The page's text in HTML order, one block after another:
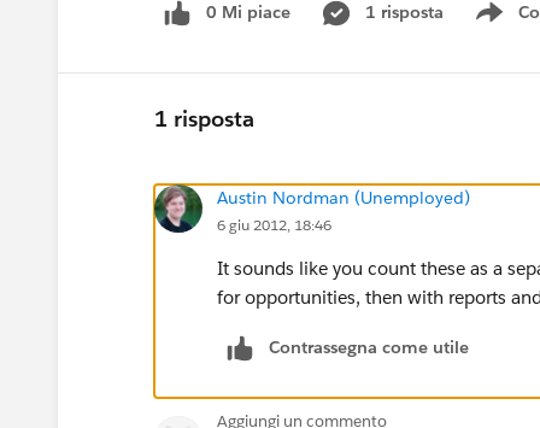
0 Mi piace 1 risposta
1 risposta
Austin Nordman (Unemployed)
6 giu 2012, 18:46
It sounds like you count these as a
for opportunities, then with reports
Contrassegna come utile
Aggiungi un commento